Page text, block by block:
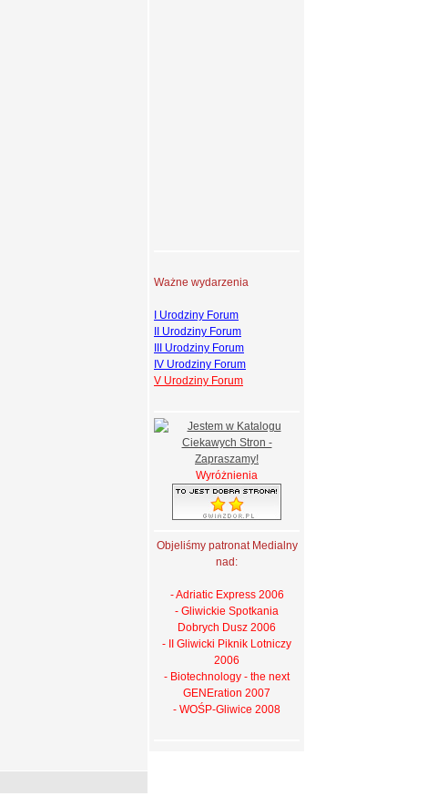
Ważne wydarzenia
I Urodziny Forum
II Urodziny Forum
III Urodziny Forum
IV Urodziny Forum
V Urodziny Forum
Wyróżnienia
Objeliśmy patronat Medialny
nad:
- Adriatic Express 2006
- Gliwickie Spotkania
Dobrych Dusz 2006
- II Gliwicki Piknik Lotniczy
2006
- Biotechnology - the next
GENEration 2007
- WOŚP-Gliwice 2008